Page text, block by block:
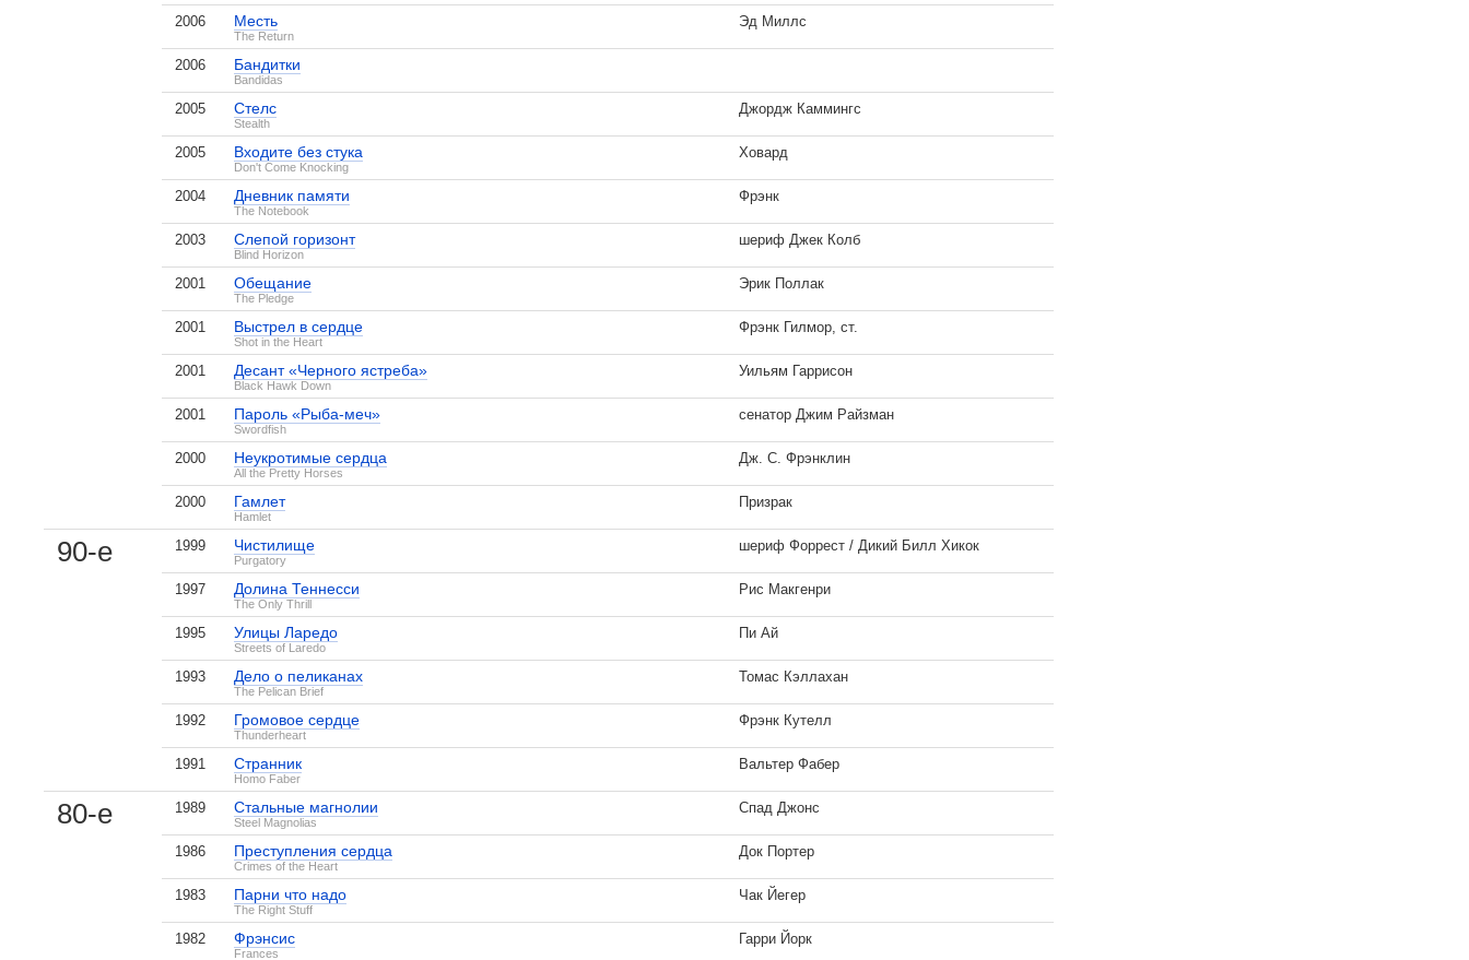
2006 Месть
The Return
Эд Миллс
2006 Бандитки
Bandidas
2005 Стелс
Stealth
Джордж Каммингс
2005 Входите без стука
Don't Come Knocking
Ховард
2004 Дневник памяти
The Notebook
Фрэнк
2003 Слепой горизонт
Blind Horizon
шериф Джек Колб
2001 Обещание
The Pledge
Эрик Поллак
2001 Выстрел в сердце
Shot in the Heart
Фрэнк Гилмор, ст.
2001 Десант «Черного ястреба»
Black Hawk Down
Уильям Гаррисон
2001 Пароль «Рыба-меч»
Swordfish
сенатор Джим Райзман
2000 Неукротимые сердца
All the Pretty Horses
Дж. С. Фрэнклин
2000 Гамлет
Hamlet
Призрак
90-е 1999 Чистилище
Purgatory
шериф Форрест / Дикий Билл Хикок
1997 Долина Теннесси
The Only Thrill
Рис Макгенри
1995 Улицы Ларедо
Streets of Laredo
Пи Ай
1993 Дело о пеликанах
The Pelican Brief
Томас Кэллахан
1992 Громовое сердце
Thunderheart
Фрэнк Кутелл
1991 Странник
Homo Faber
Вальтер Фабер
80-е 1989 Стальные магнолии
Steel Magnolias
Спад Джонс
1986 Преступления сердца
Crimes of the Heart
Док Портер
1983 Парни что надо
The Right Stuff
Чак Йегер
1982 Фрэнсис
Frances
Гарри Йорк
Родословная Грязь
1 кадр 1 кадр 1 кадр
, поделитесь своим мнением